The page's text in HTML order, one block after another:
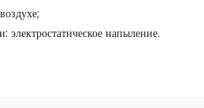
электростатическое напыление.